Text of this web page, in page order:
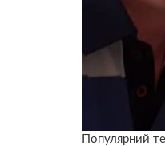
Популярний